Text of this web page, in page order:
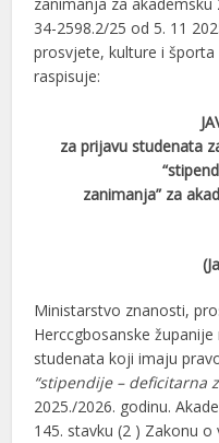
34-2598.2/25 od 5. 11
prosvjete, kulture i
raspisuje:
za prijavu studenata
zanimanja” za
Ministarstvo znanosti,
Herccgbosanske
studenata koji imaju
“stipendije – deficitarna
2025./2026. godinu.
145. stavku (2 ) Zakonu